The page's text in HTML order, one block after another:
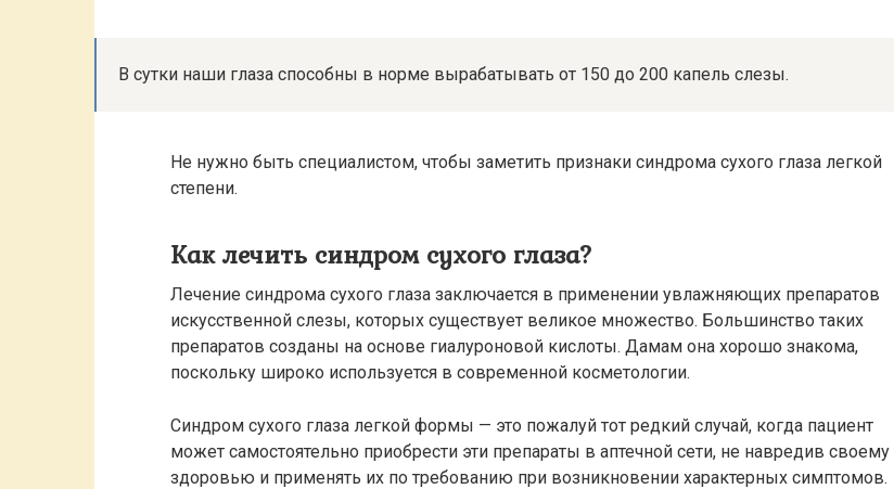
В сутки наши глаза способны в норме вырабатывать от 150 до 200 капель слезы.
Не нужно быть специалистом, чтобы заметить признаки синдрома сухого глаза легкой
степени.
Как лечить синдром сухого глаза?
Лечение синдрома сухого глаза заключается в применении увлажняющих препаратов
искусственной слезы, которых существует великое множество. Большинство таких
препаратов созданы на основе гиалуроновой кислоты. Дамам она хорошо знакома,
поскольку широко используется в современной косметологии.
Синдром сухого глаза легкой формы — это пожалуй тот редкий случай, когда пациент
может самостоятельно приобрести эти препараты в аптечной сети, не навредив своему
здоровью и применять их по требованию при возникновении характерных симптомов.